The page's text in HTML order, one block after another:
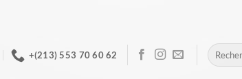
+(213) 553 70 60 62
Recherche
pour :